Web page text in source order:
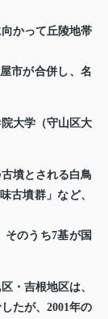
かって丘陵地帯
市が合併し、名
大学（守山区大
墳とされる白鳥
古墳群」など、
そのうち7基が国
・吉根地区は、
たが、2001年の